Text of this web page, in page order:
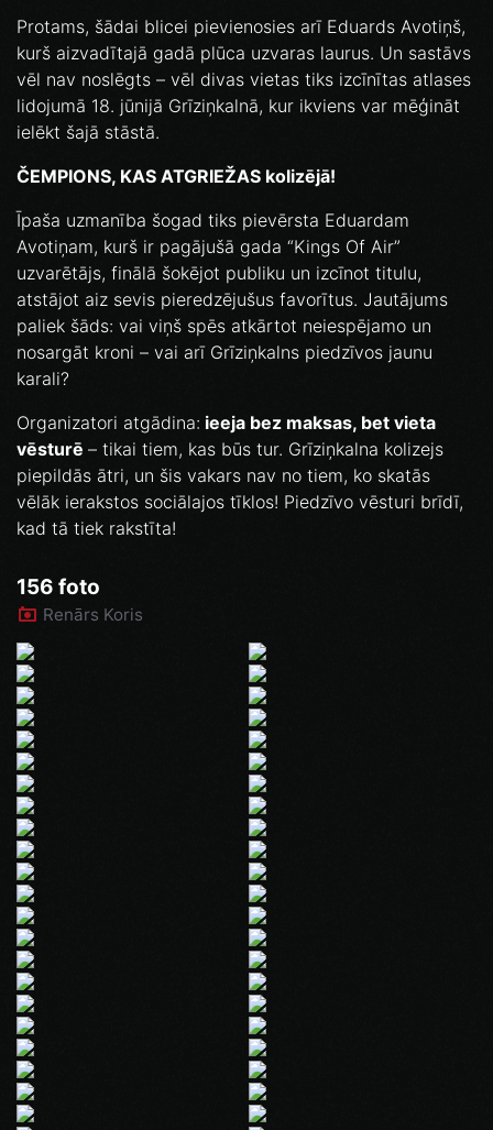
Protams, šādai blicei pievienosies arī Eduards Avotiņš,
kurš aizvadītajā gadā plūca uzvaras laurus. Un sastāvs
vēl nav noslēgts – vēl divas vietas tiks izcīnītas atlases
lidojumā 18. jūnijā Grīziņkalnā, kur ikviens var mēģināt
ielēkt šajā stāstā.
ČEMPIONS, KAS ATGRIEŽAS kolizējā!
Īpaša uzmanība šogad tiks pievērsta Eduardam
Avotiņam, kurš ir pagājušā gada “Kings Of Air”
uzvarētājs, finālā šokējot publiku un izcīnot titulu,
atstājot aiz sevis pieredzējušus favorītus. Jautājums
paliek šāds: vai viņš spēs atkārtot neiespējamo un
nosargāt kroni – vai arī Grīziņkalns piedzīvos jaunu
karali?
Organizatori atgādina: ieeja bez maksas, bet vieta
vēsturē – tikai tiem, kas būs tur. Grīziņkalna kolizejs
piepildās ātri, un šis vakars nav no tiem, ko skatās
vēlāk ierakstos sociālajos tīklos! Piedzīvo vēsturi brīdī,
kad tā tiek rakstīta!
156 foto
Renārs Koris